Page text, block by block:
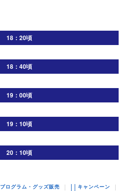
18：20頃
18：40頃
19：00頃
19：10頃
20：10頃
プログラム・グッズ販売
キャンペーン